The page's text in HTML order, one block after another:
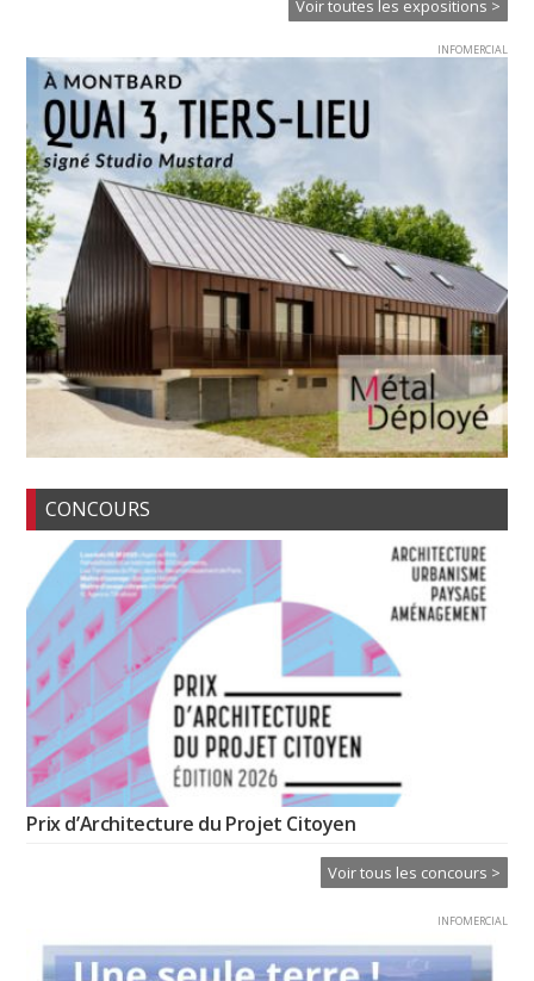
Voir toutes les expositions >
INFOMERCIAL
CONCOURS
Prix d’Architecture du Projet Citoyen
Voir tous les concours >
INFOMERCIAL